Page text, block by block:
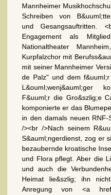
Mannheimer
Schreiben von
und Gesangsauftritten.
Engagement als
Nationaltheater
Kurpfalzchor mit
mit seiner Mannheimer
de Palz" und dem
L&ouml;wenj&auml;ger
F&uuml;r die Gro&szlig;e
komponierte er das
in den damals neuen
/><br />Nach seinem
S&auml;ngerdienst, zog er
bezaubernde kroatische
und Flora pflegt. Aber die
und auch die
Heimat lie&szlig; ihn
Anregung von <a